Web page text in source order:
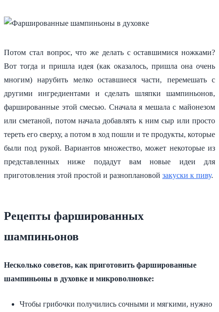
Потом стал вопрос, что же делать с оставшимися ножками?
Вот тогда и пришла идея (как оказалось, пришла она очень
многим) нарубить мелко оставшиеся части, перемешать с
другими ингредиентами и сделать шляпки шампиньонов,
фаршированные этой смесью. Сначала я мешала с майонезом
или сметаной, потом начала добавлять к ним сыр или просто
тереть его сверху, а потом в ход пошли и те продукты, которые
были под рукой. Вариантов множество, может некоторые из
представленных ниже подадут вам новые идеи для
приготовления этой простой и разноплановой закуски к пиву.
Рецепты фаршированных
шампиньонов
Несколько советов, как приготовить фаршированные
шампиньоны в духовке и микроволновке:
Чтобы грибочки получились сочными и мягкими, нужно